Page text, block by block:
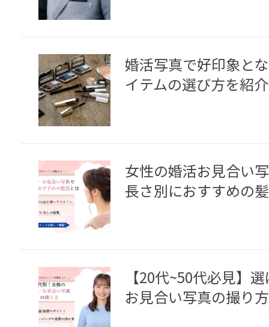
婚活写真で好印象と
イテムの選び方を紹介
女性の婚活お見合い
長さ別におすすめの
【20代~50代必見】
お見合い写真の撮り